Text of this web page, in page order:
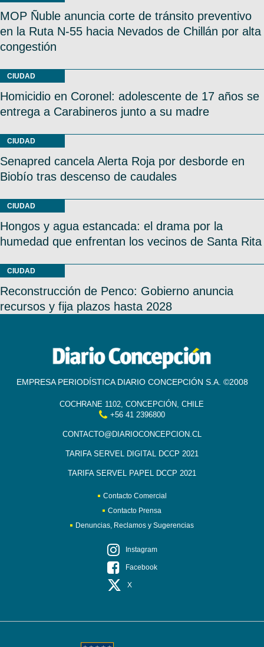
MOP Ñuble anuncia corte de tránsito preventivo
en la Ruta N-55 hacia Nevados de Chillán por alta
congestión
CIUDAD
Homicidio en Coronel: adolescente de 17 años se
entrega a Carabineros junto a su madre
CIUDAD
Senapred cancela Alerta Roja por desborde en
Biobío tras descenso de caudales
CIUDAD
Hongos y agua estancada: el drama por la
humedad que enfrentan los vecinos de Santa Rita
CIUDAD
Reconstrucción de Penco: Gobierno anuncia
recursos y fija plazos hasta 2028
EMPRESA PERIODÍSTICA DIARIO CONCEPCIÓN S.A. ©2008
COCHRANE 1102, CONCEPCIÓN, CHILE
+56 41 2396800
CONTACTO@DIARIOCONCEPCION.CL
TARIFA SERVEL DIGITAL DCCP 2021
TARIFA SERVEL PAPEL DCCP 2021
Contacto Comercial
Contacto Prensa
Denuncias, Reclamos y Sugerencias
Instagram
Facebook
X